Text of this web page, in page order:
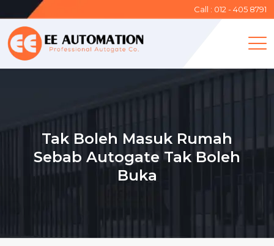
Call : 012 - 405 8791
Tak Boleh Masuk Rumah
Sebab Autogate Tak Boleh
Buka